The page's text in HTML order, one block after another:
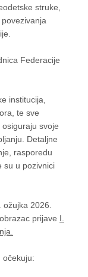
struke,
Federacije
institucija,
te sve
svoje
Detaljne
rasporedu
su u pozivnici
ožujka 2026.
prijave I.
očekuju: